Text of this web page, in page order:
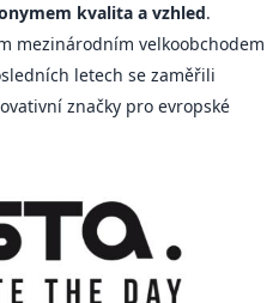
kvalita a vzhled.
mezinárodním velkoobchodem
letech se zaměřili
značky pro evropské